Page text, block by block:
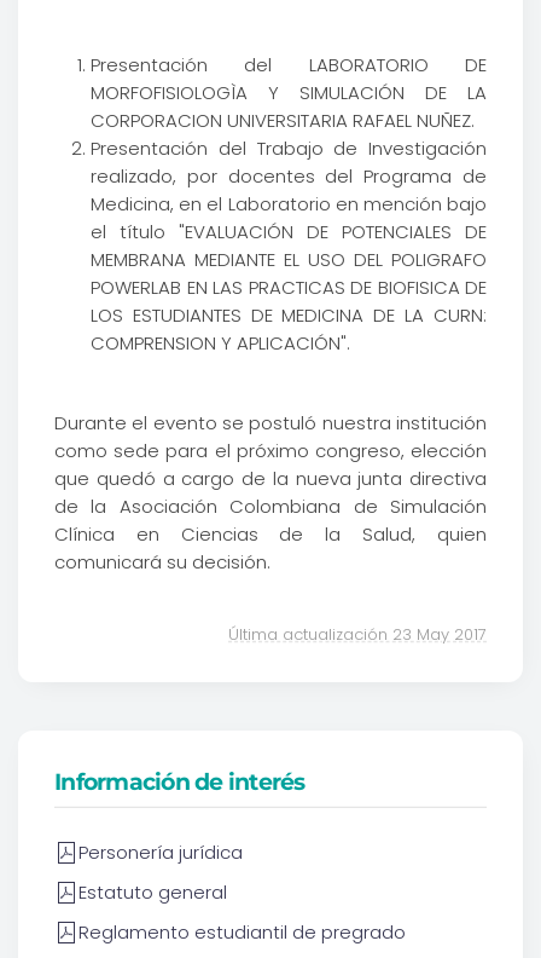
Presentación del LABORATORIO DE
MORFOFISIOLOGÌA Y SIMULACIÓN DE LA
CORPORACION UNIVERSITARIA RAFAEL NUÑEZ.
Presentación del Trabajo de Investigación
realizado, por docentes del Programa de
Medicina, en el Laboratorio en mención bajo
el título "EVALUACIÓN DE POTENCIALES DE
MEMBRANA MEDIANTE EL USO DEL POLIGRAFO
POWERLAB EN LAS PRACTICAS DE BIOFISICA DE
LOS ESTUDIANTES DE MEDICINA DE LA CURN:
COMPRENSION Y APLICACIÓN".
Durante el evento se postuló nuestra institución
como sede para el próximo congreso, elección
que quedó a cargo de la nueva junta directiva
de la Asociación Colombiana de Simulación
Clínica en Ciencias de la Salud, quien
comunicará su decisión.
Última actualización 23 May 2017
Información de interés
Personería jurídica
Estatuto general
Reglamento estudiantil de pregrado